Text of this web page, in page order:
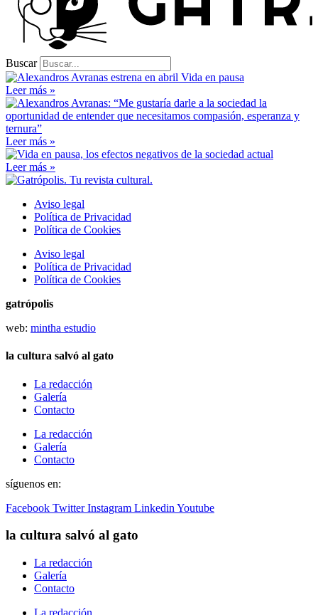
Buscar
Leer más »
Leer más »
Leer más »
Aviso legal
Política de Privacidad
Política de Cookies
Aviso legal
Política de Privacidad
Política de Cookies
gatrópolis
web: mintha estudio
la cultura salvó al gato
La redacción
Galería
Contacto
La redacción
Galería
Contacto
síguenos en:
Facebook Twitter Instagram Linkedin Youtube
la cultura salvó al gato
La redacción
Galería
Contacto
La redacción